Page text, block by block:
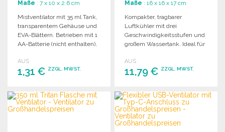
Maße : 7 x 10 x 2.6 cm
Mistventilator mit 35 ml Tank,
transparentem Gehäuse und
EVA-Blättern. Betrieben mit 1
AA-Batterie (nicht enthalten),
Karabiner.
AUS
1,31 € ZZGL. MWST.
BESTELLEN
Angebot anfordern
Maße : 16 x 16 x 17 cm
Kompakter, tragbarer
Luftkühler mit drei
Geschwindigkeitsstufen und
großem Wassertank. Ideal für
Raumtemperatur.
AUS
11,79 € ZZGL. MWST.
BESTELLEN
Angebot anfordern